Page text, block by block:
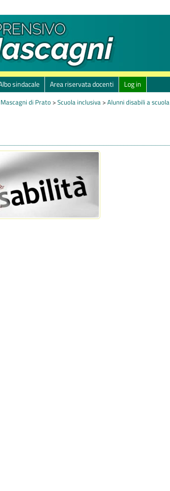
sindacale Area riservata docenti Log in
di Prato >Scuola inclusiva >Alunni disabili a scuola